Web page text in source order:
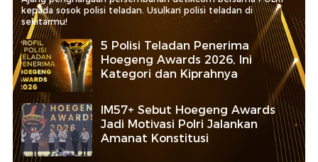
kepada sosok polisi teladan. Usulkan polisi teladan di
sekitarmu!
5 Polisi Teladan Penerima
Hoegeng Awards 2026, Ini
Kategori dan Kiprahnya
IM57+ Sebut Hoegeng Awards
Jadi Motivasi Polri Jalankan
Amanat Konstitusi